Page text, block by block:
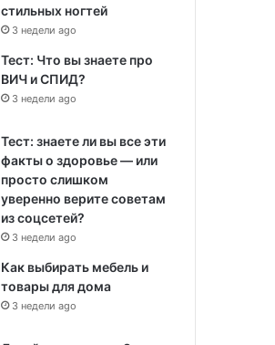
стильных ногтей
3 недели ago
Тест: Что вы знаете про
ВИЧ и СПИД?
3 недели ago
Тест: знаете ли вы все эти
факты о здоровье — или
просто слишком
уверенно верите советам
из соцсетей?
3 недели ago
Как выбирать мебель и
товары для дома
3 недели ago